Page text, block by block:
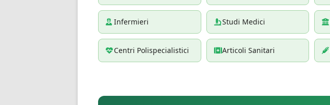
Infermieri Studi Medici
Centri Polispecialistici Articoli Sanitari